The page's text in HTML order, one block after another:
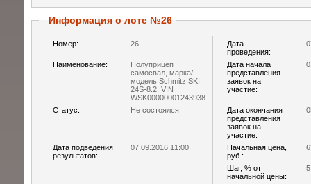
Информация о лоте №26
Номер: 26
Дата
проведения:
Наименование:
Полуприцеп
самосвал, марка/
модель Schmitz SKI
24S-8.2, VIN
WSK00000001243938
Дата начала
представления
заявок на
участие:
Статус: Не состоялся
Дата окончания
представления
заявок на
участие:
Дата подведения
результатов:
07.09.2016 11:00
Начальная цена,
руб.:
Шаг, % от
начальной цены: